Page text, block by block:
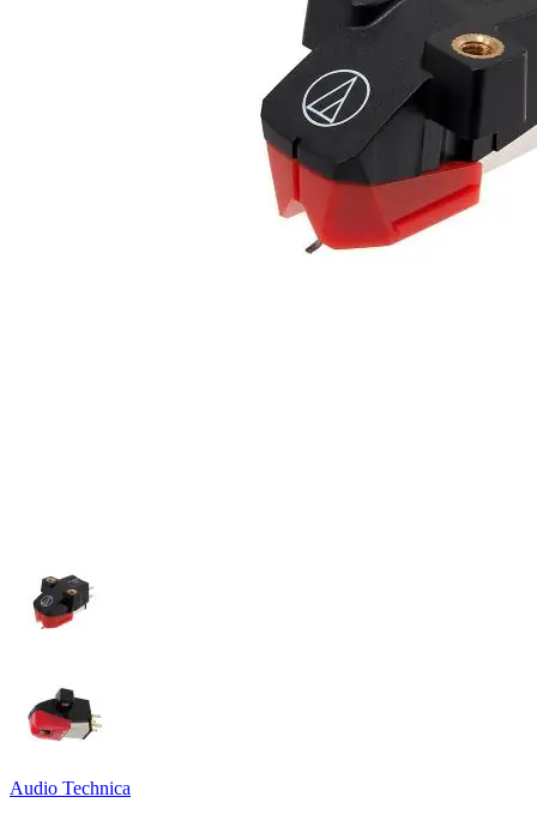
Audio Technica